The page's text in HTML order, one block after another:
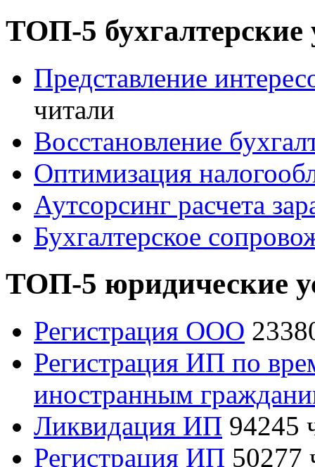
ТОП-5 бухгалтерские
Представление
читали
Восстановление
Оптимизация
Аутсорсинг расчета
Бухгалтерское
ТОП-5 юридические
Регистрация ООО
Регистрация ИП по
иностранным
Ликвидация ИП 94245
Регистрация ИП 50277